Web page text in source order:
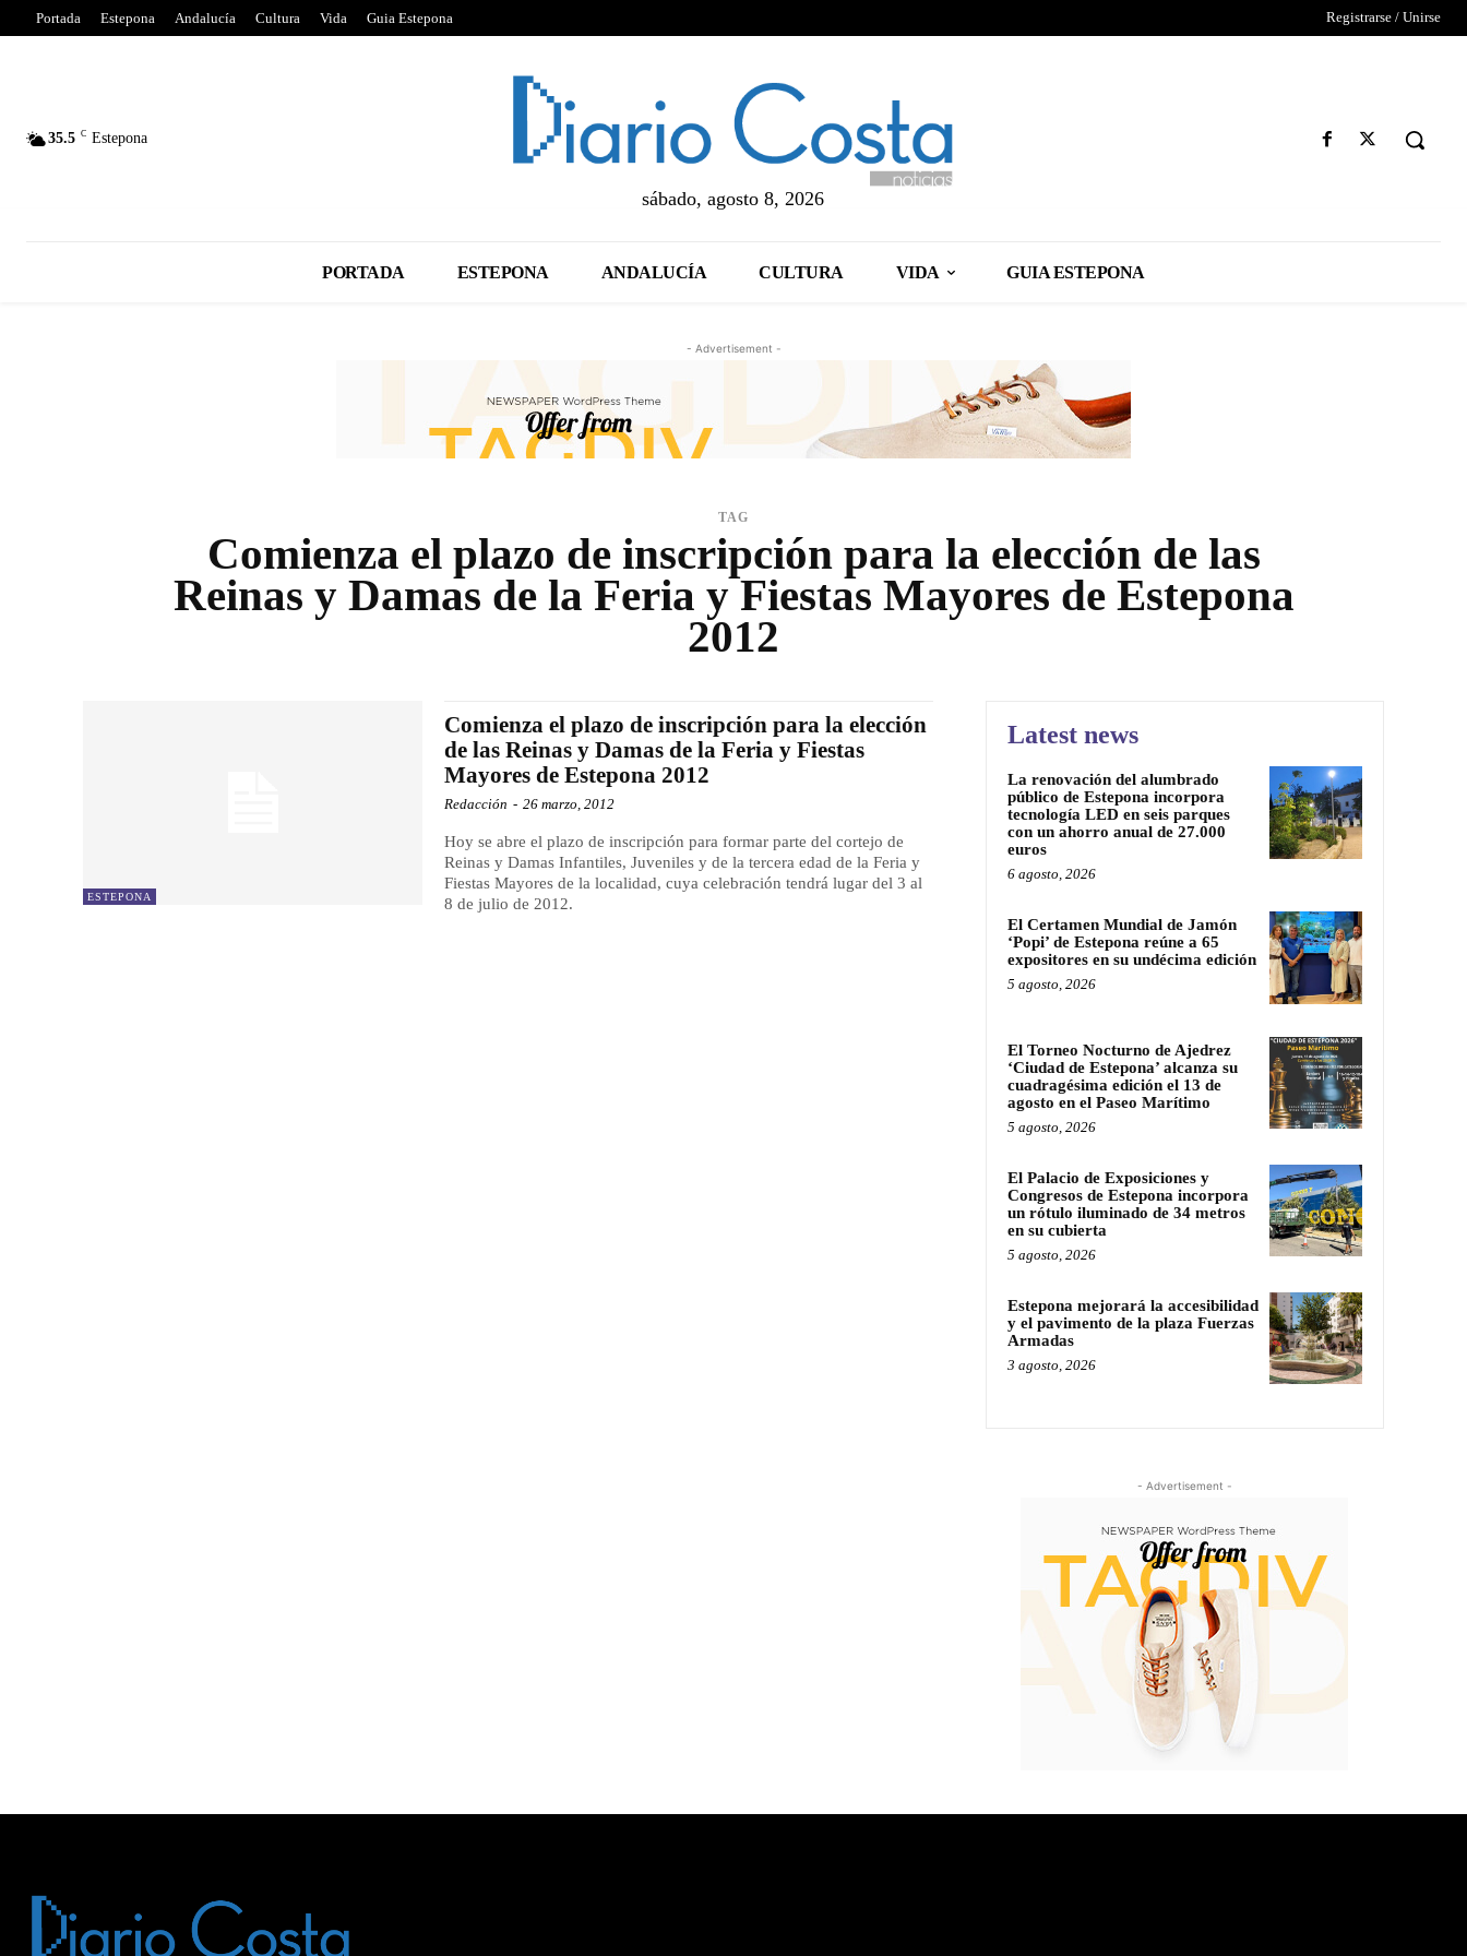
Portada Estepona Andalucía Cultura Vida Guia Estepona Registrarse / Unirse
35.5 C Estepona
sábado, agosto 8, 2026
PORTADA ESTEPONA ANDALUCÍA CULTURA VIDA GUIA ESTEPONA
- Advertisement -
TAG
Comienza el plazo de inscripción para la elección de las
Reinas y Damas de la Feria y Fiestas Mayores de Estepona
2012
ESTEPONA
Comienza el plazo de inscripción para la elección
de las Reinas y Damas de la Feria y Fiestas
Mayores de Estepona 2012
Redacción - 26 marzo, 2012
Hoy se abre el plazo de inscripción para formar parte del cortejo de
Reinas y Damas Infantiles, Juveniles y de la tercera edad de la Feria y
Fiestas Mayores de la localidad, cuya celebración tendrá lugar del 3 al
8 de julio de 2012.
Latest news
La renovación del alumbrado
público de Estepona incorpora
tecnología LED en seis parques
con un ahorro anual de 27.000
euros
6 agosto, 2026
El Certamen Mundial de Jamón
‘Popi’ de Estepona reúne a 65
expositores en su undécima edición
5 agosto, 2026
El Torneo Nocturno de Ajedrez
‘Ciudad de Estepona’ alcanza su
cuadragésima edición el 13 de
agosto en el Paseo Marítimo
5 agosto, 2026
El Palacio de Exposiciones y
Congresos de Estepona incorpora
un rótulo iluminado de 34 metros
en su cubierta
5 agosto, 2026
Estepona mejorará la accesibilidad
y el pavimento de la plaza Fuerzas
Armadas
3 agosto, 2026
- Advertisement -